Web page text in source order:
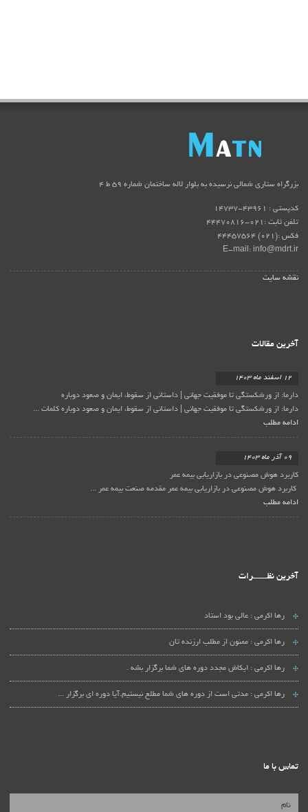
بزرگراه ستاری شمالی نرسیده به بلوار لاله ساختمان شماره ۵۹ ط ۴
کدپستی : 43961-14737
تلفن ثابت :021-44470816
فکس :(021) 44457564
E-mail: info@mdrt.ir
نقشه سایت
آخرین مقالات
12 اسفند ماه 1403
دارما: از ورشکستگی تا موفقیت جهانی | داستانی از سقوط، ایمان و صعود دوباره
دارما: از ورشکستگی تا موفقیت جهانی | داستانی از سقوط، ایمان و صعود دوباره کلمات ...
ادامه مطلب
09 آذر ماه 1403
کاربرد هوش مصنوعی در بازاریابی بیمه عمر
کاربرد هوش مصنوعی در بازاریابی بیمه عمر مقدمه صنعت بیمه عمر ...
ادامه مطلب
آخرین نظـــــــرات
رها اکرمی :عالی بود استاد
رها اکرمی :ممنون از مطلب ارزنده تان
رها اکرمی : ایکاش مجدد دوره های شما برگزار بشه .
رها اکرمی :مدتی است از دوره های شما مطلع نیستیم.آیا دوره ای برگزار ...
تماس با ما